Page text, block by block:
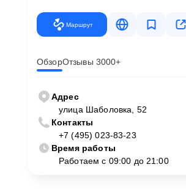
Маршрут
ОбзорОтзывы 3000+
Адрес
улица Шаболовка, 52
Контакты
+7 (495) 023-83-23
Время работы
Работаем с 09:00 до 21:00